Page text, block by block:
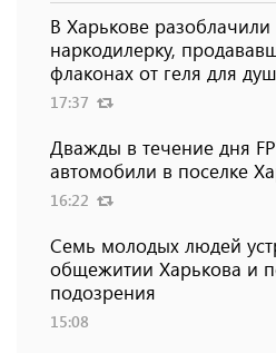
В Харькове
наркодилерку,
флаконах от геля для
17:37
Дважды в течение дня
автомобили в поселке
16:22
Семь молодых людей
общежитии Харькова и
подозрения
15:08